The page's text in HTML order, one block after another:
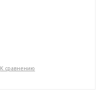
К сравнению